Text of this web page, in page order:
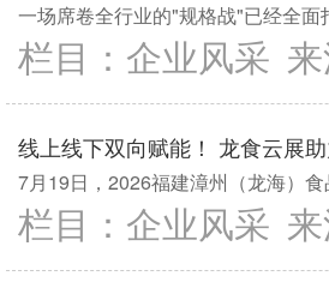
一场席卷全行业的"规格战"已经全
栏目： 企业风采 来
线上线下双向赋能！ 龙食云展
7月19日，2026福建漳州（龙海）食
栏目： 企业风采 来